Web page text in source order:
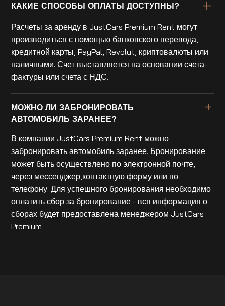
КАКИЕ СПОСОБЫ ОПЛАТЫ ДОСТУПНЫ?
Расчеты за аренду в JustCars Premium Rent могут
производиться с помощью банковского перевода,
кредитной карты, PayPal, Revolut, криптовалюты или
наличными. Счет выставляется на основании счета-
фактуры или счета с НДС.
МОЖНО ЛИ ЗАБРОНИРОВАТЬ
АВТОМОБИЛЬ ЗАРАНЕЕ?
В компании JustCars Premium Rent можно
забронировать автомобиль заранее. Бронирование
может быть осуществлено по электронной почте,
через мессенджер,контактную форму или по
телефону. Для успешного бронирования необходимо
оплатить сбор за бронирование - вся информация о
сборах будет предоставлена менеджером JustCars
Premium